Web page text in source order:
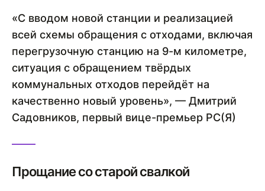
«С вводом новой станции и реализацией
всей схемы обращения с отходами, включая
перегрузочную станцию на 9-м километре,
ситуация с обращением твёрдых
коммунальных отходов перейдёт на
качественно новый уровень», — Дмитрий
Садовников, первый вице-премьер РС(Я)
Прощание со старой свалкой